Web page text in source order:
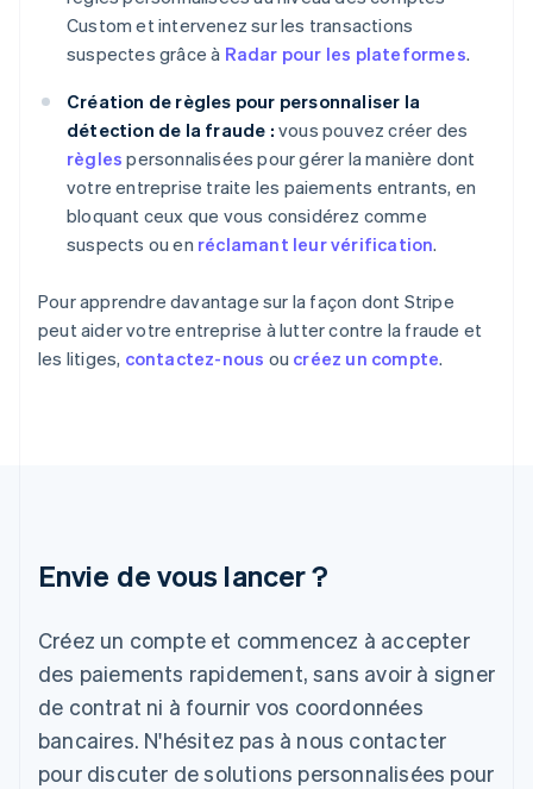
Custom et intervenez sur les transactions
suspectes grâce à Radar pour les plateformes.
Création de règles pour personnaliser la
détection de la fraude : vous pouvez créer des
règles personnalisées pour gérer la manière dont
votre entreprise traite les paiements entrants, en
bloquant ceux que vous considérez comme
suspects ou en réclamant leur vérification.
Pour apprendre davantage sur la façon dont Stripe
peut aider votre entreprise à lutter contre la fraude et
les litiges, contactez-nous ou créez un compte.
Envie de vous lancer ?
Créez un compte et commencez à accepter
des paiements rapidement, sans avoir à signer
de contrat ni à fournir vos coordonnées
bancaires. N'hésitez pas à nous contacter
pour discuter de solutions personnalisées pour
Espagne
EspañolEnglish
English
États-Unis
English 简体中文
Finlande
EnglishSvenska
France
FrançaisEnglish
Grèce
English
Hongrie
日本語 English
English
Liechtenstein
Deutsch English
Lituanie
English
Luxembourg
FrançaisDeutschEnglish